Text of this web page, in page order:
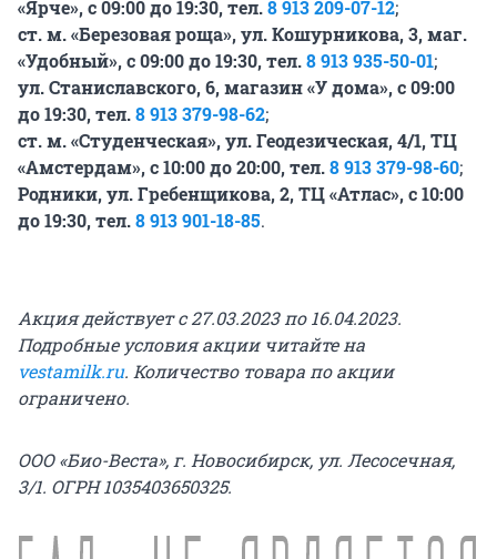
«Ярче», с 09:00 до 19:30, тел.8 913 209-07-12;
ст. м. «Березовая роща», ул. Кошурникова, 3, маг.
«Удобный», с 09:00 до 19:30, тел.8 913 935-50-01;
ул. Станиславского, 6, магазин «У дома», с 09:00
до 19:30, тел.8 913 379-98-62;
ст. м. «Студенческая», ул. Геодезическая, 4/1, ТЦ
«Амстердам», с 10:00 до 20:00, тел.8 913 379-98-60;
Родники, ул. Гребенщикова, 2, ТЦ «Атлас», с 10:00
до 19:30, тел.8 913 901-18-85.
Акция действует с 27.03.2023 по 16.04.2023.
Подробные условия акции читайте на
vestamilk.ru. Количество товара по акции
ограничено.
ООО «Био-Веста», г. Новосибирск, ул. Лесосечная,
3/1. ОГРН 1035403650325.